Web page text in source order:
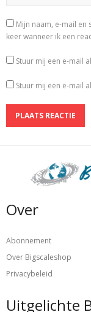
Mijn naam, e-mail
keer wanneer ik een
Stuur mij een e-mail
Stuur mij een e-mail
Over
Abonnement
Over Bigscaleshop
Privacybeleid
Uitgelichte